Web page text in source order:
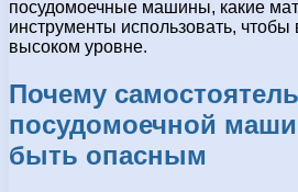
посудомоечные машины, какие
инструменты использовать,
высоком уровне.
Почему
посудомоечной
быть опасным